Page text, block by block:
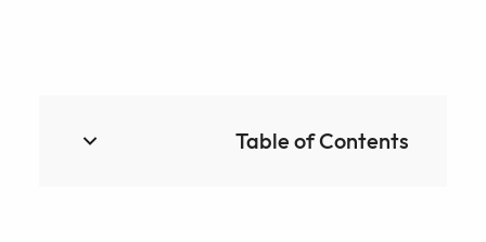
Table of Contents